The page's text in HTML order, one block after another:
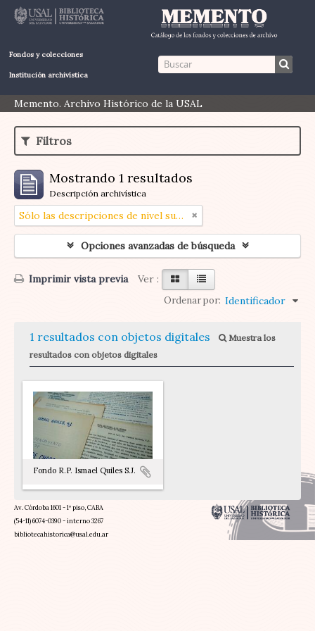
Fondos y colecciones
Institución archivística
Memento. Archivo Histórico de la USAL
Filtros
Mostrando 1 resultados
Descripción archivística
Sólo las descripciones de nivel superior
Opciones avanzadas de búsqueda
Imprimir vista previa Ver :
Ordenar por: Identificador
1 resultados con objetos digitales
Muestra los
resultados con objetos digitales
Fondo R.P. Ismael Quiles S.J.
Av. Córdoba 1601 - 1º piso, CABA
(54-11) 6074-0390 - interno 3267
bibliotecahistorica@usal.edu.ar